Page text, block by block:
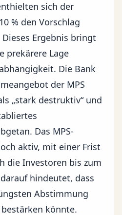
sich der
% den Vorschlag
Ergebnis bringt
prekärere Lage
Die Bank
der MPS
„stark destruktiv“ und
Das MPS-
aktiv, mit einer Frist
die Investoren bis zum
hindeutet, dass
Abstimmung
könnte.